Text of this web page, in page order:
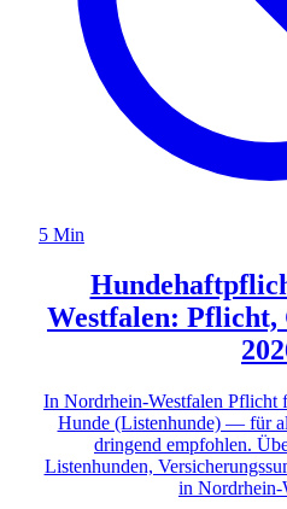
5 Min
Westfalen: Pflicht,
In Nordrhein-Westfalen Pflicht
Hunde (Listenhunde) — für
dringend empfohlen.
Listenhunden,
in Nordrhein-